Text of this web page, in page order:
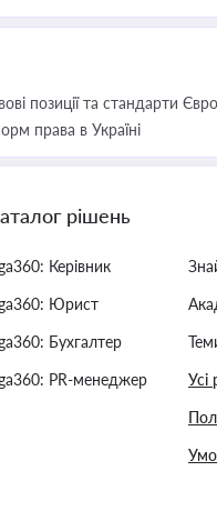
позиції та стандарти
права в Україні
рішень
Керівник
Юрист
Бухгалтер
PR-менеджер
Усі